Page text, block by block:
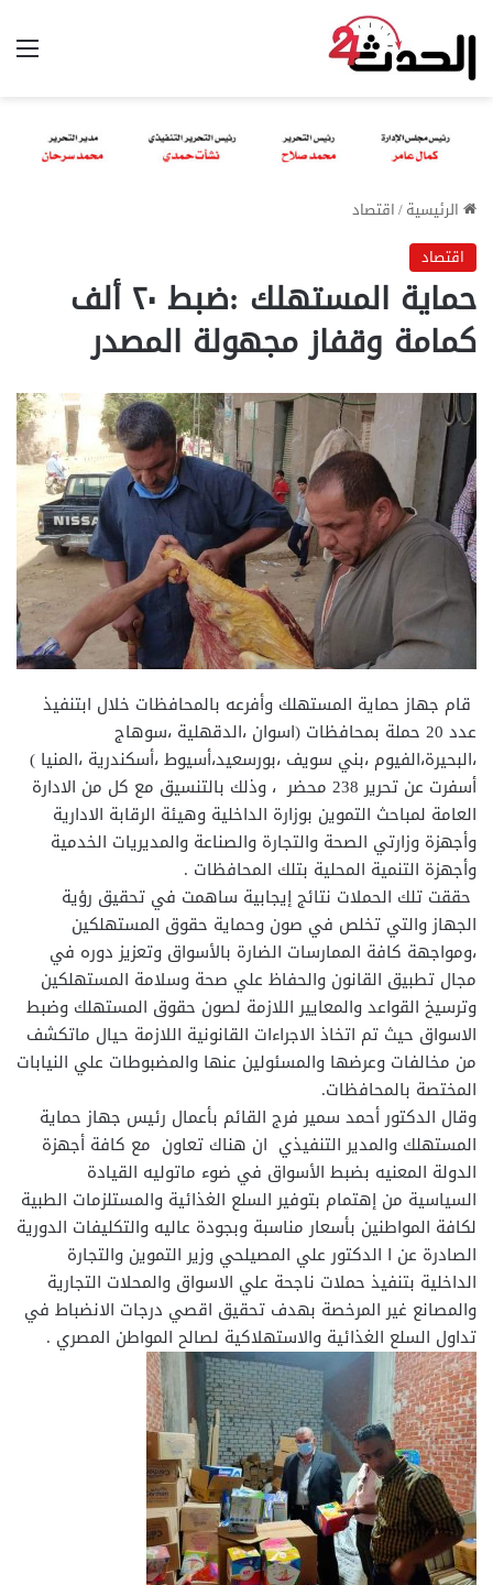
الرئيسية/اقتصاد
اقتصاد
حماية المستهلك :ضبط ٢٠ ألف
كمامة وقفاز مجهولة المصدر
قام جهاز حماية المستهلك وأفرعه بالمحافظات خلال ابتنفيذ
عدد 20 حملة بمحافظات (اسوان ،الدقهلية ،سوهاج
،البحيرة،الفيوم ،بني سويف ،بورسعيد،أسيوط ،أسكندرية ،المنيا )
أسفرت عن تحرير 238 محضر ، وذلك بالتنسيق مع كل من الادارة
العامة لمباحث التموين بوزارة الداخلية وهيئة الرقابة الادارية
وأجهزة وزارتي الصحة والتجارة والصناعة والمديريات الخدمية
وأجهزة التنمية المحلية بتلك المحافظات .
حققت تلك الحملات نتائج إيجابية ساهمت في تحقيق رؤية
الجهاز والتي تخلص في صون وحماية حقوق المستهلكين
،ومواجهة كافة الممارسات الضارة بالأسواق وتعزيز دوره في
مجال تطبيق القانون والحفاظ علي صحة وسلامة المستهلكين
وترسيخ القواعد والمعايير اللازمة لصون حقوق المستهلك وضبط
الاسواق حيث تم اتخاذ الاجراءات القانونية اللازمة حيال ماتكشف
من مخالفات وعرضها والمسئولين عنها والمضبوطات علي النيابات
المختصة بالمحافظات.
وقال الدكتور أحمد سمير فرج القائم بأعمال رئيس جهاز حماية
المستهلك والمدير التنفيذي ان هناك تعاون مع كافة أجهزة
الدولة المعنيه بضبط الأسواق في ضوء ماتوليه القيادة
السياسية من إهتمام بتوفير السلع الغذائية والمستلزمات الطبية
لكافة المواطنين بأسعار مناسبة وبجودة عاليه والتكليفات الدورية
الصادرة عن ا الدكتور علي المصيلحي وزير التموين والتجارة
الداخلية بتنفيذ حملات ناجحة علي الاسواق والمحلات التجارية
والمصانع غير المرخصة بهدف تحقيق اقصي درجات الانضباط في
تداول السلع الغذائية والاستهلاكية لصالح المواطن المصري .